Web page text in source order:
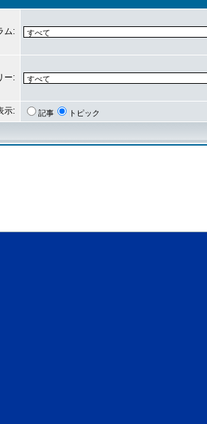
ム:
ー:
示: 記事 トピック